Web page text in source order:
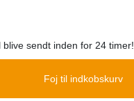
blive sendt inden for 24 timer!
Foj til indkobskurv